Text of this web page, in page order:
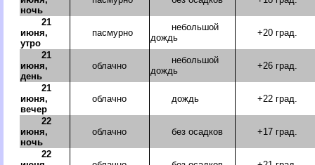
ночь
21
июня,
утро
пасмурно
небольшой
дождь
+20 град.
21
июня,
день
облачно
небольшой
дождь
+26 град.
21
июня,
вечер
облачно дождь +22 град.
22
июня,
ночь
облачно без осадков +17 град.
22